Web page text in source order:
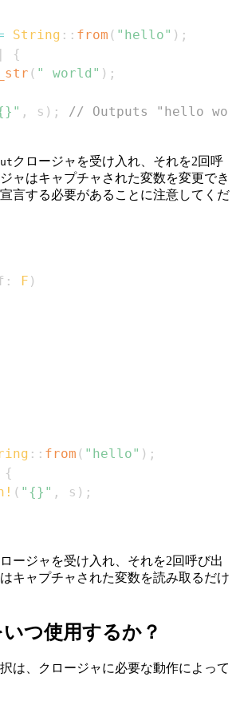
String :: from ( "hello" ) ;
{
( " world" ) ;
, s ) ;
// Outputs "hello
クロージャを受け入れ、それを2回呼
ャはキャプチャされた変数を変更でき
言する必要があることに注意してくだ
: F )
:: from ( "hello" ) ;
{
( "{}" , s ) ;
ージャを受け入れ、それを2回呼び出
キャプチャされた変数を読み取るだけ
つ使用するか？
は、クロージャに必要な動作によって